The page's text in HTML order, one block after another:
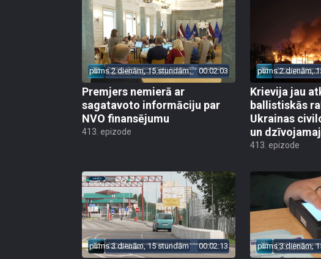
pirms 2 dienām, 15 stundām 00:02:03
Premjers nemierā ar
sagatavoto informāciju par
NVO finansējumu
413. epizode
pirms 2 dienām,
Krievija jau
ballistiskās
Ukrainas
un
413. epizode
pirms 3 dienām, 15 stundām 00:02:13 pirms 3 dienām,